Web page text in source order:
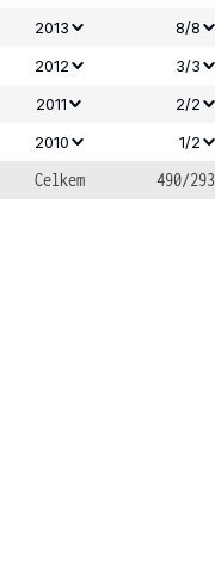
2013
8/8
2012 3/3
2011 2/2
2010 1/2
Celkem
490/293